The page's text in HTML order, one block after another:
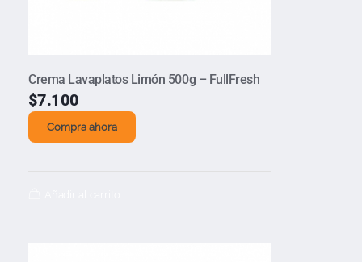
Crema Lavaplatos Limón 500g – FullFresh
$7.100
Compra ahora